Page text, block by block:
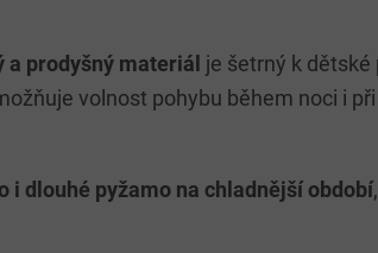
p
r
v
a prodyšný materiál je šetrný k dětské
volnost pohybu během noci i
i dlouhé pyžamo na chladnější období